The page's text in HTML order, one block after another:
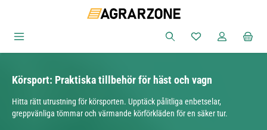
Du har 0 objekt i
Körsport: Praktiska tillbehör för häst och vagn
Hitta rätt utrustning för körsporten. Upptäck pålitliga enbetselar,
greppvänliga tömmar och värmande körförkläden för en säker tur.